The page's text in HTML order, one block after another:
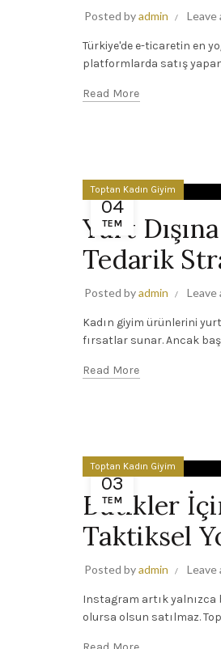
Posted byadmin Leave
Türkiye'de e-ticaretin en
platformlarda satış
Read More
04
TEM
Toptan Kadın Giyim
Yurt
Tedarik
Posted byadmin Leave
Kadın giyim ürünlerini
fırsatlar sunar. Ancak
Read More
03
TEM
Toptan Kadın Giyim
Butikler
Taktiksel
Posted byadmin Leave
Instagram artık yalnızca
olursa olsun satılmaz.